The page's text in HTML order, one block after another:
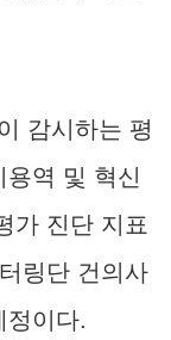
감시하는 평
역 및 혁신
가 진단 지표
링단 건의사
정이다.